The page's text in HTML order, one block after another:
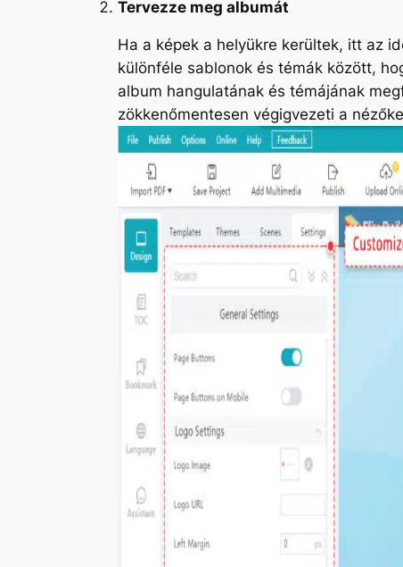
Tervezze meg albumát
Ha a képek a helyükre kerültek, itt az
különféle sablonok és témák között,
album hangulatának és témájának
zökkenőmentesen végigvezeti a